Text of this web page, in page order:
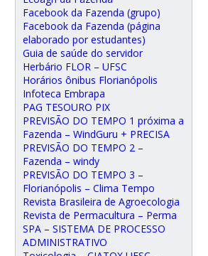
Facebook da Fazenda (grupo)
Facebook da Fazenda (página
elaborado por estudantes)
Guia de saúde do servidor
Herbário FLOR – UFSC
Horários ônibus Florianópolis
Infoteca Embrapa
PAG TESOURO PIX
PREVISÃO DO TEMPO 1 próxima a
Fazenda – WindGuru + PRECISA
PREVISÃO DO TEMPO 2 –
Fazenda – windy
PREVISÃO DO TEMPO 3 –
Florianópolis – Clima Tempo
Revista Brasileira de Agroecologia
Revista de Permacultura – Perma
SPA – SISTEMA DE PROCESSO
ADMINISTRATIVO